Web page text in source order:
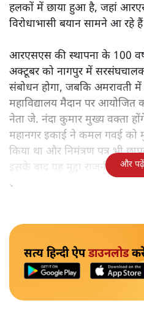
हलकों में छाया हुआ है, जहां
विरोधाभासी बयान सामने आ रहे
आरएसएस की स्थापना के 100
अक्टूबर को नागपुर में
संबोधन होगा, जबकि अमरावती में
महाविद्यालय मैदान पर आयोजित
नेता जे. नंदा कुमार मुख्य वक्ता
महानगर इकाई ने कमल गवई को
किया था और निमंत्रण पत्र भी
इसके बाद यह मुद्दा राजनीतिक
सदस्यों के बयान भी आए।
और पढ़ें
सत्य हिन्दी ऐपडाउनलोड